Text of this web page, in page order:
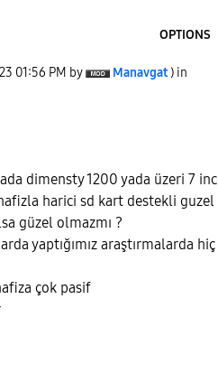
OPTIONS
01:56 PM by Manavgat ) in
dimensty 1200 yada üzeri 7 inc
harici sd kart destekli guzel
güzel olmazmı ?
yaptığımız araştırmalarda hiç
çok pasif